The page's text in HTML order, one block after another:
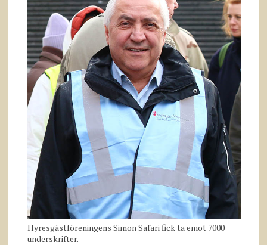
Hyresgästföreningens Simon Safari fick ta emot 7000
underskrifter.